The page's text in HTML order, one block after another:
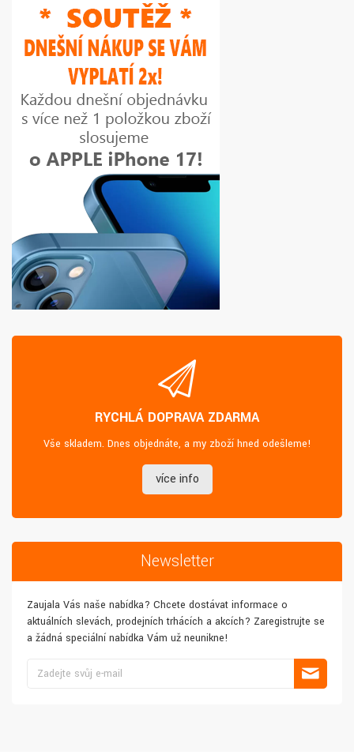
RYCHLÁ DOPRAVA ZDARMA
Vše skladem. Dnes objednáte, a my zboží hned odešleme!
více info
Newsletter
Zaujala Vás naše nabídka? Chcete dostávat informace o
aktuálních slevách, prodejních trhácích a akcích? Zaregistrujte se
a žádná speciální nabídka Vám už neunikne!